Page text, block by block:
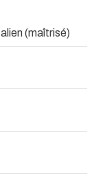
(maîtrisé)